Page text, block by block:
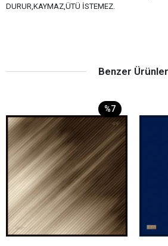
DURUR,KAYMAZ,ÜTÜ İSTEMEZ.
Benzer Ürünler
%7